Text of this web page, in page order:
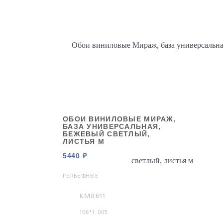
ОБОИ ВИНИЛОВЫЕ МИРАЖ,
БАЗА УНИВЕРСАЛЬНАЯ,
БЕЖЕВЫЙ СВЕТЛЫЙ,
ЛИСТЬЯ М
5440 ₽
РЕЛЬЕФНЫЕ
KM8611
106*1 005